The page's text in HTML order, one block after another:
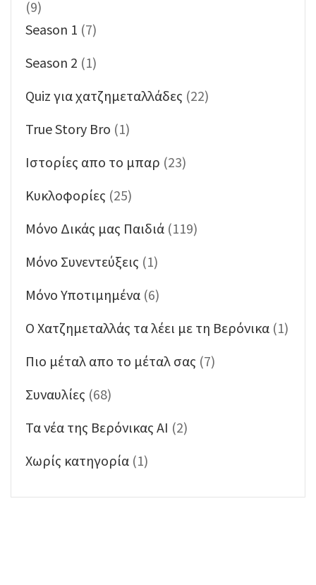
(9)
Season 1 (7)
Season 2 (1)
Quiz για χατζημεταλλάδες (22)
True Story Bro (1)
Ιστορίες απο το μπαρ (23)
Κυκλοφορίες (25)
Μόνο Δικάς μας Παιδιά (119)
Μόνο Συνεντεύξεις (1)
Μόνο Υποτιμημένα (6)
Ο Χατζημεταλλάς τα λέει με τη Βερόνικα (1)
Πιο μέταλ απο το μέταλ σας (7)
Συναυλίες (68)
Τα νέα της Βερόνικας ΑΙ (2)
Χωρίς κατηγορία (1)